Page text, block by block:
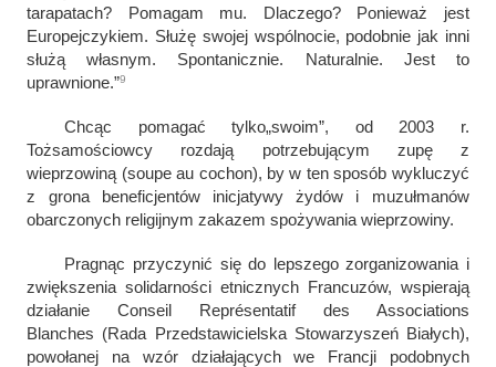
tarapatach? Pomagam mu. Dlaczego? Ponieważ jest
Europejczykiem. Służę swojej wspólnocie, podobnie jak inni
służą własnym. Spontanicznie. Naturalnie. Jest to
uprawnione.”9
Chcąc pomagać tylko„swoim”, od 2003 r.
Tożsamościowcy rozdają potrzebującym zupę z
wieprzowiną (soupe au cochon), by w ten sposób wykluczyć
z grona beneficjentów inicjatywy żydów i muzułmanów
obarczonych religijnym zakazem spożywania wieprzowiny.
Pragnąc przyczynić się do lepszego zorganizowania i
zwiększenia solidarności etnicznych Francuzów, wspierają
działanie Conseil Représentatif des Associations
Blanches (Rada Przedstawicielska Stowarzyszeń Białych),
powołanej na wzór działających we Francji podobnych